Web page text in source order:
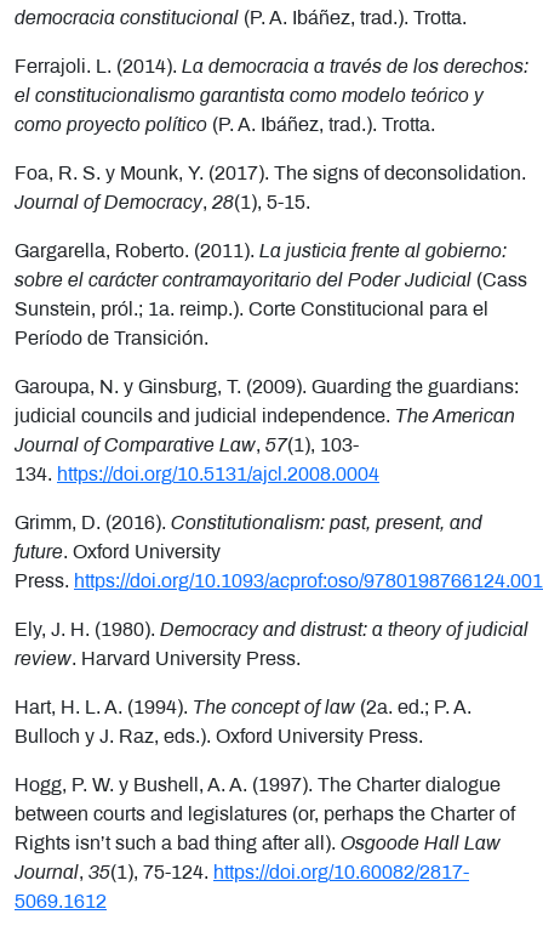
democracia constitucional (P. A. Ibáñez, trad.). Trotta.
Ferrajoli. L. (2014). La democracia a través de los derechos:
el constitucionalismo garantista como modelo teórico y
como proyecto político (P. A. Ibáñez, trad.). Trotta.
Foa, R. S. y Mounk, Y. (2017). The signs of deconsolidation.
Journal of Democracy, 28(1), 5-15.
Gargarella, Roberto. (2011). La justicia frente al gobierno:
sobre el carácter contramayoritario del Poder Judicial (Cass
Sunstein, pról.; 1a. reimp.). Corte Constitucional para el
Período de Transición.
Garoupa, N. y Ginsburg, T. (2009). Guarding the guardians:
judicial councils and judicial independence. The American
Journal of Comparative Law, 57(1), 103-
134. https://doi.org/10.5131/ajcl.2008.0004
Grimm, D. (2016). Constitutionalism: past, present, and
future. Oxford University
Press. https://doi.org/10.1093/acprof:oso/
Ely, J. H. (1980). Democracy and distrust: a theory of judicial
review. Harvard University Press.
Hart, H. L. A. (1994). The concept of law (2a. ed.; P. A.
Bulloch y J. Raz, eds.). Oxford University Press.
Hogg, P. W. y Bushell, A. A. (1997). The Charter dialogue
between courts and legislatures (or, perhaps the Charter of
Rights isn’t such a bad thing after all). Osgoode Hall Law
Journal, 35(1), 75-124. https://doi.org/10.60082/2817-
5069.1612